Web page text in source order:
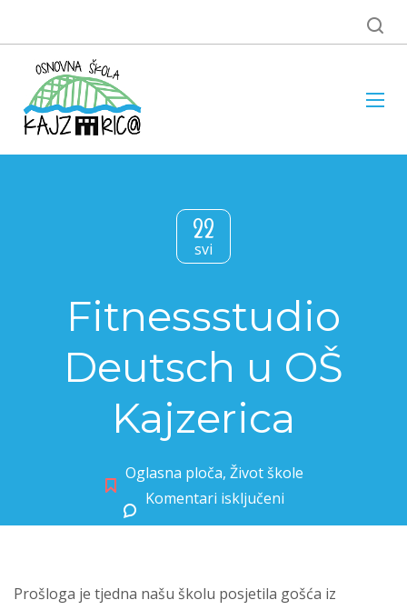
22
svi
Fitnessstudio
Deutsch u OŠ
Kajzerica
Oglasna ploča, Život škole
Komentari isključeni
Prošloga je tjedna našu školu posjetila gošća iz